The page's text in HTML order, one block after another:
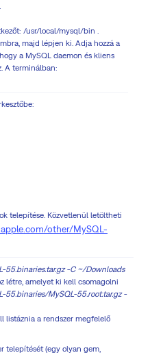
/usr/local/mysql/bin .
majd lépjen ki. Adja hozzá a
a MySQL daemon és kliens
A terminálban:
telepítése. Közvetlenül letöltheti
other/MySQL-
-C ~/Downloads
létre, amelyet ki kell csomagolni
MySQL-55.root.tar.gz -
listáznia a rendszer megfelelő
telepítését (egy olyan gem,